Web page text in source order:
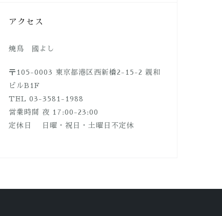
アクセス
焼鳥 國よし
〒105-0003 東京都港区西新橋2-15-2 親和
ビルB1F
TEL 03-3581-1988
営業時間 夜 17:00-23:00
定休日 日曜・祝日・土曜日不定休